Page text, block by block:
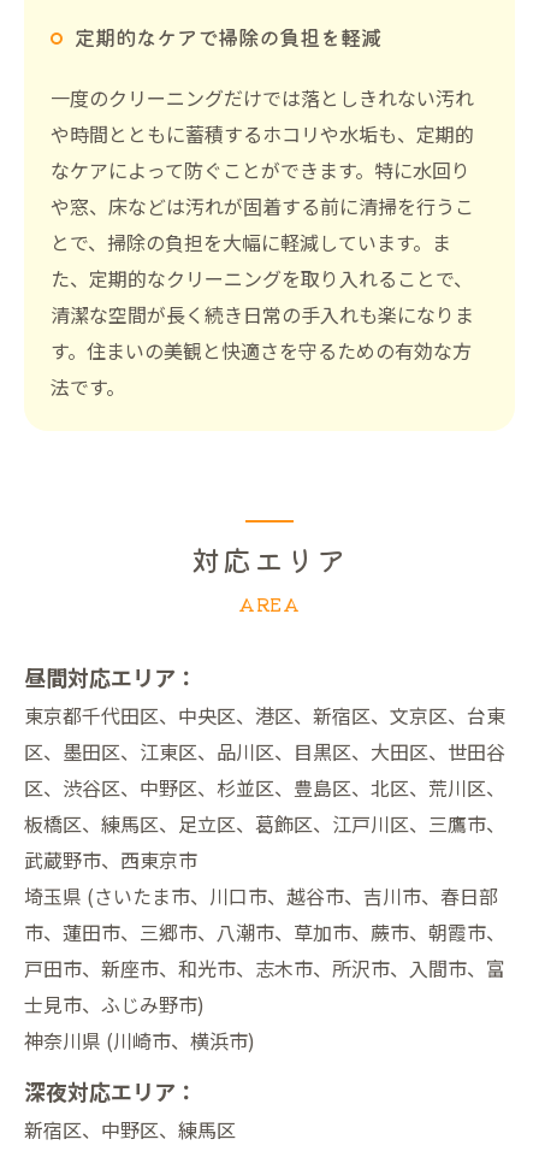
定期的なケアで掃除の負担を軽減
一度のクリーニングだけでは落としきれない汚れ
や時間とともに蓄積するホコリや水垢も、定期的
なケアによって防ぐことができます。特に水回り
や窓、床などは汚れが固着する前に清掃を行うこ
とで、掃除の負担を大幅に軽減しています。ま
た、定期的なクリーニングを取り入れることで、
清潔な空間が長く続き日常の手入れも楽になりま
す。住まいの美観と快適さを守るための有効な方
法です。
AREA
対応エリア
昼間対応エリア：
東京都千代田区、中央区、港区、新宿区、文京区、台東
区、墨田区、江東区、品川区、目黒区、大田区、世田谷
区、渋谷区、中野区、杉並区、豊島区、北区、荒川区、
板橋区、練馬区、足立区、葛飾区、江戸川区、三鷹市、
武蔵野市、西東京市
埼玉県 (さいたま市、川口市、越谷市、吉川市、春日部
市、蓮田市、三郷市、八潮市、草加市、蕨市、朝霞市、
戸田市、新座市、和光市、志木市、所沢市、入間市、富
士見市、ふじみ野市)
神奈川県 (川崎市、横浜市)
深夜対応エリア：
新宿区、中野区、練馬区